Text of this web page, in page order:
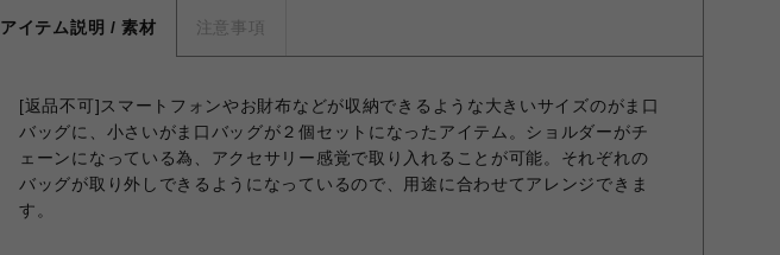
アイテム説明 / 素材 注意事項
[返品不可]スマートフォンやお財布などが収納できるような大きいサイズのがま口
バッグに、小さいがま口バッグが２個セットになったアイテム。ショルダーがチ
ェーンになっている為、アクセサリー感覚で取り入れることが可能。それぞれの
バッグが取り外しできるようになっているので、用途に合わせてアレンジできま
す。